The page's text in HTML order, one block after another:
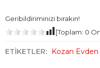
Geribildiriminizi bırakın!
[Toplam: 0
ETİKETLER: Kozan